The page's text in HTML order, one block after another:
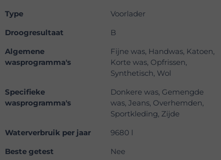
Type
Voorlader
Droogresultaat
B
Algemene
wasprogramma's
Fijne was, Handwas, Katoen,
Korte was, Opfrissen,
Synthetisch, Wol
Specifieke
wasprogramma's
Donkere was, Gemengde
was, Jeans, Overhemden,
Sportkleding, Zijde
Waterverbruik per jaar
9680 l
Beste getest
Nee